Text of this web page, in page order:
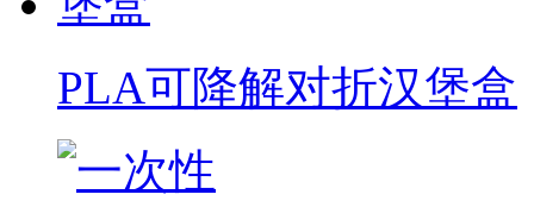
PLA可降解对折汉堡盒